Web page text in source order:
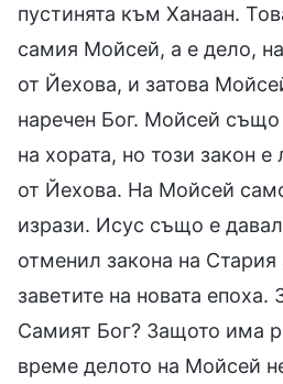
пустинята към Ханаан.
самия Мойсей, а е дело,
от Йехова, и затова
наречен Бог. Мойсей също
на хората, но този закон е
от Йехова. На Мойсей
изрази. Исус също е
отменил закона на Стария
заветите на новата
Самият Бог? Защото има
време делото на Мойсей